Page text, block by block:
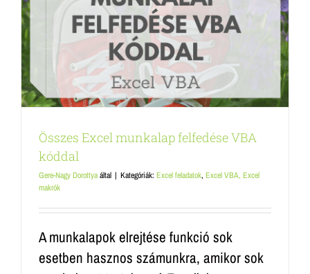
Összes Excel munkalap felfedése VBA
kóddal
Gere-Nagy Dorottyaáltal | Kategóriák: Excel feladatok, Excel VBA, Excel
makrók
A munkalapok elrejtése funkció sok
esetben hasznos számunkra, amikor sok